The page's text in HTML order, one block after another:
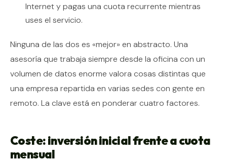
Internet y pagas una cuota recurrente mientras
uses el servicio.
Ninguna de las dos es «mejor» en abstracto. Una
asesoría que trabaja siempre desde la oficina con un
volumen de datos enorme valora cosas distintas que
una empresa repartida en varias sedes con gente en
remoto. La clave está en ponderar cuatro factores.
Coste: inversión inicial frente a cuota
mensual